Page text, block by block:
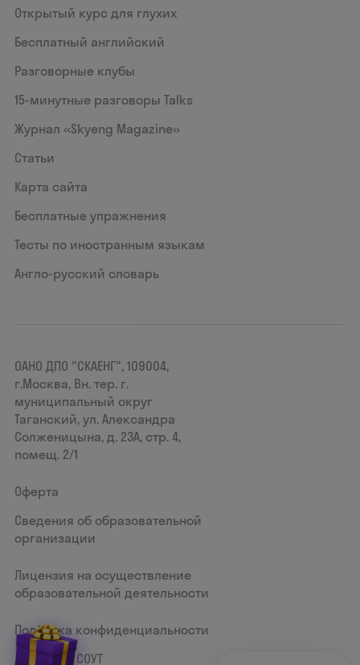
Открытый курс для глухих
Бесплатный английский
Разговорные клубы
15‑минутные разговоры Talks
Журнал «Skyeng Magazine»
Статьи
Карта сайта
Бесплатные упражнения
Тесты по иностранным языкам
Англо-русский словарь
ОАНО ДПО "СКАЕНГ", 109004,
г.Москва, Вн. тер. г.
муниципальный округ
Таганский, ул. Александра
Солженицына, д. 23А, стр. 4,
помещ. 2/1
Оферта
Сведения об образовательной
организации
Лицензия на осуществление
образовательной деятельности
Политика конфиденциальности
Документ СОУТ